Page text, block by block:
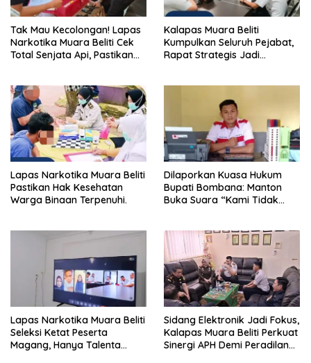
Tak Mau Kecolongan! Lapas
Narkotika Muara Beliti Cek
Total Senjata Api, Pastikan
Kalapas Muara Beliti
Kumpulkan Seluruh Pejabat,
Rapat Strategis Jadi
Lapas Narkotika Muara Beliti
Pastikan Hak Kesehatan
Warga Binaan Terpenuhi.
Dilaporkan Kuasa Hukum
Bupati Bombana: Manton
Buka Suara “Kami Tidak
Lapas Narkotika Muara Beliti
Seleksi Ketat Peserta
Magang, Hanya Talenta
Sidang Elektronik Jadi Fokus,
Kalapas Muara Beliti Perkuat
Sinergi APH Demi Peradilan